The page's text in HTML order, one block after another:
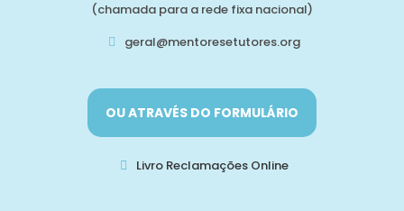
(chamada para a rede fixa nacional)
geral@mentoresetutores.org
OU ATRAVÉS DO FORMULÁRIO
Livro Reclamações Online